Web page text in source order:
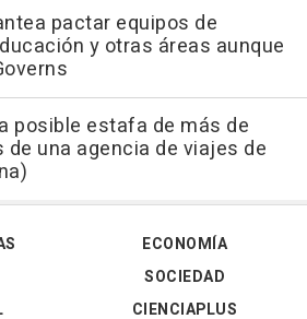
pactar equipos de
y otras áreas aunque
posible estafa de más de
de una agencia de viajes de
ECONOMÍA
SOCIEDAD
CIENCIAPLUS